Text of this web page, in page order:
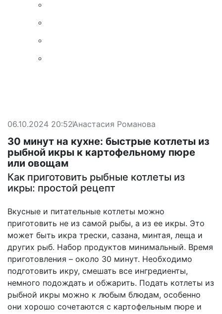
06.10.2024 20:52Анастасия Романова
30 минут на кухне: быстрые котлеты из
рыбной икры к картофельному пюре
или овощам
Как приготовить рыбные котлеты из
икры: простой рецепт
Вкусные и питательные котлеты можно
приготовить не из самой рыбы, а из ее икры. Это
может быть икра трески, сазана, минтая, леща и
других рыб. Набор продуктов минимальный. Время
приготовления – около 30 минут. Необходимо
подготовить икру, смешать все ингредиенты,
немного подождать и обжарить. Подать котлеты из
рыбной икры можно к любым блюдам, особенно
они хорошо сочетаются с картофельным пюре и